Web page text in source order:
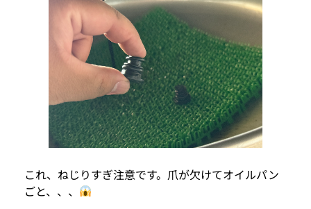
これ、ねじりすぎ注意です。爪が欠けてオイルパン
ごと、、、